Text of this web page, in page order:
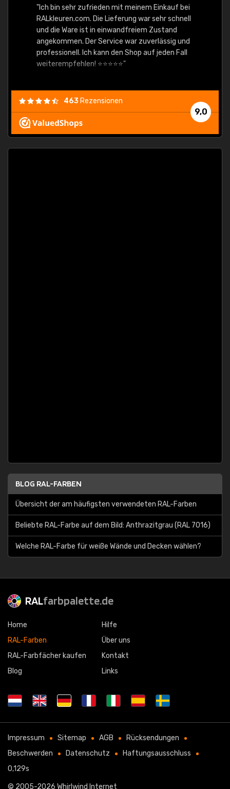
"Ich bin sehr zufrieden mit meinem Einkauf bei
RALkleuren.com. Die Lieferung war sehr schnell
und die Ware ist in einwandfreiem Zustand
angekommen. Der Service war zuverlässig und
professionell. Ich kann den Shop auf jeden Fall
weiterempfehlen! ⭐⭐⭐⭐⭐"
9,0
463 Rezensionen
BLOG RAL-FARBEN
Übersicht der am häufigsten verwendeten RAL-Farben
Beliebte RAL-Farbe auf dem Bild: Anthrazitgrau (RAL 7016)
Welche RAL-Farbe für weiße Wände und Decken wählen?
RALfarbpalette.de
Home
RAL-Farben
RAL-Farbfächer kaufen
Blog
Hilfe
Über uns
Kontakt
Links
Impressum Sitemap AGB
Rücksendungen
Beschwerden
Datenschutz
Haftungsausschluss
0,129s
© 2005-2026 Whirlwind Internet